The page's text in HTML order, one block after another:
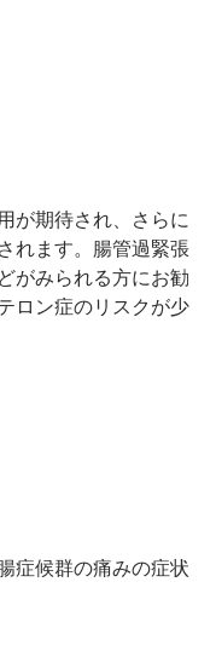
が期待され、さらに
れます。腸管過緊張
がみられる方にお勧
ロン症のリスクが少
症候群の痛みの症状